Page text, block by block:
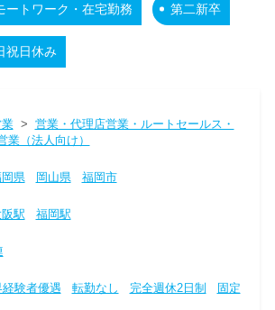
ートワーク・在宅勤務 第二新卒
祝日休み
> 営業・代理店営業・ルートセールス・
業（法人向け）
県 岡山県
福岡市
阪駅
福岡駅
経験者優遇 転勤なし 完全週休2日制
固定